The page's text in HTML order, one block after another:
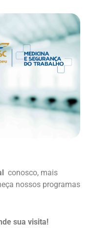
conosco, mais
nossos programas
sua visita!